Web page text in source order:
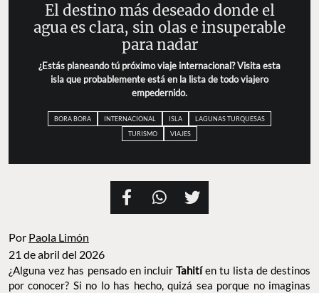
El destino más deseado donde el
agua es clara, sin olas e insuperable
para nadar
¿Estás planeando tú próximo viaje internacional? Visita esta
isla que probablemente está en la lista de todo viajero
empedernido.
BORA BORA INTERNACIONAL ISLA
LAGUNAS TURQUESAS
TURISMO
VIAJES
Por Paola Limón
21 de abril del 2026
¿Alguna vez has pensado en incluirTahitíen tu lista de destinos
por conocer? Si no lo has hecho, quizá sea porque no imaginas